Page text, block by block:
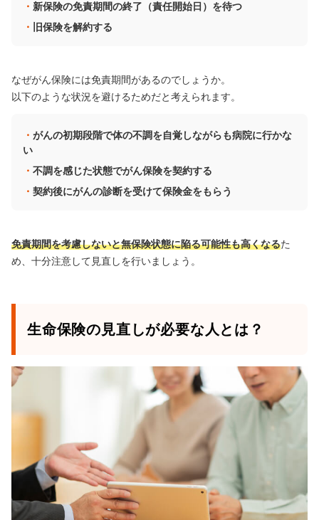
新保険の免責期間の終了（責任開始日）を待つ
旧保険を解約する
なぜがん保険には免責期間があるのでしょうか。
以下のような状況を避けるためだと考えられます。
がんの初期段階で体の不調を自覚しながらも病院に行かな
い
不調を感じた状態でがん保険を契約する
契約後にがんの診断を受けて保険金をもらう
免責期間を考慮しないと無保険状態に陥る可能性も高くなるた
め、十分注意して見直しを行いましょう。
生命保険の見直しが必要な人とは？